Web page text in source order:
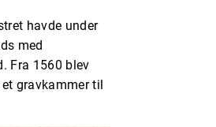
havde under
med
Fra 1560 blev
gravkammer til